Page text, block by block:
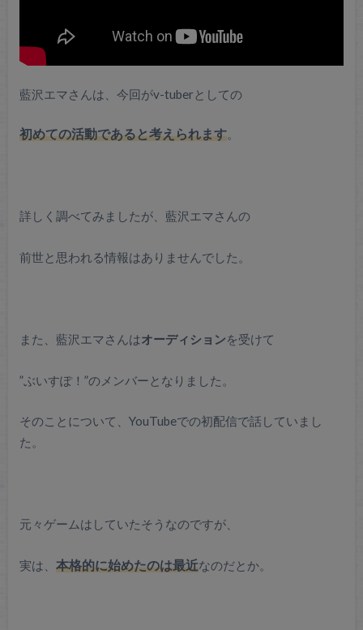
藍沢エマさんは、今回がv-tuberとしての
初めての活動であると考えられます。
詳しく調べてみましたが、藍沢エマさんの
前世と思われる情報はありませんでした。
また、藍沢エマさんはオーディションを受けて
”ぶいすぽ！”のメンバーとなりました。
そのことについて、YouTubeでの初配信で話していまし
た。
元々ゲームはしていたそうなのですが、
実は、 本格的に始めたのは最近なのだとか。